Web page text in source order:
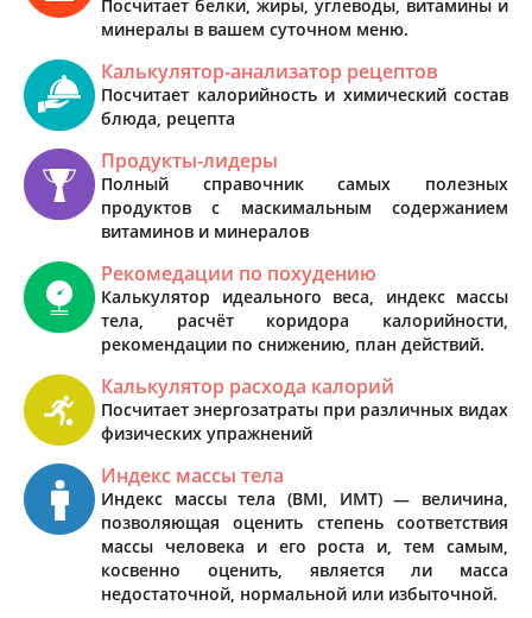
Посчитает белки, жиры, углеводы, витамины и
минералы в вашем суточном меню.
Калькулятор-анализатор рецептов
Посчитает калорийность и химический состав
блюда, рецепта
Продукты-лидеры
Полный справочник самых полезных
продуктов с маскимальным содержанием
витаминов и минералов
Рекомедации по похудению
Калькулятор идеального веса, индекс массы
тела, расчёт коридора калорийности,
рекомендации по снижению, план действий.
Калькулятор расхода калорий
Посчитает энергозатраты при различных видах
физических упражнений
Индекс массы тела
Индекс массы тела (BMI, ИМТ) — величина,
позволяющая оценить степень соответствия
массы человека и его роста и, тем самым,
косвенно оценить, является ли масса
недостаточной, нормальной или избыточной.